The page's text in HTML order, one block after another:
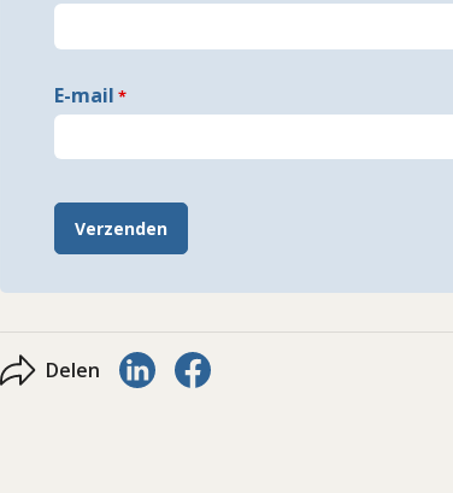
E-mail
Verzenden
Delen Delen via LinkedIn
Delen via Facebook